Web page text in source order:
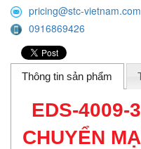
pricing@stc-vietnam.com
0916869426
Thông tin sản phẩm
EDS-4009-
CHUYỂN